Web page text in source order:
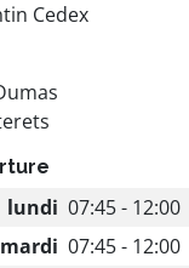
Cedex
lundi 07:45 - 12:00
mardi 07:45 - 12:00